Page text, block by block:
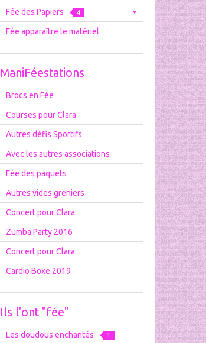
Fée des Papiers 4
Fée apparaître le matériel
ManiFéestations
Brocs en Fée
Courses pour Clara
Autres défis Sportifs
Avec les autres associations
Fée des paquets
Autres vides greniers
Concert pour Clara
Zumba Party 2016
Concert pour Clara
Cardio Boxe 2019
Ils l'ont "fée"
Les doudous enchantés 1